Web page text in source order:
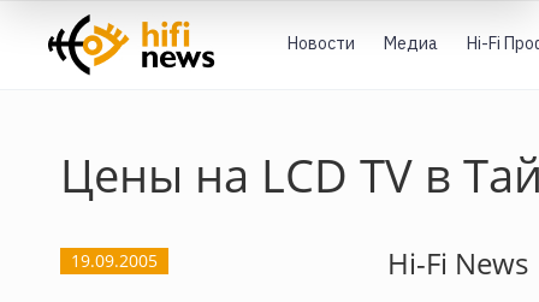
Новости Медиа Hi-Fi
Цены на LCD TV в
19.09.2005 Hi-Fi News